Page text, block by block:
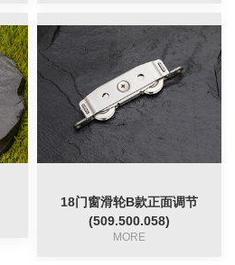
18门窗滑轮B款正面调节
(509.500.058)
MORE